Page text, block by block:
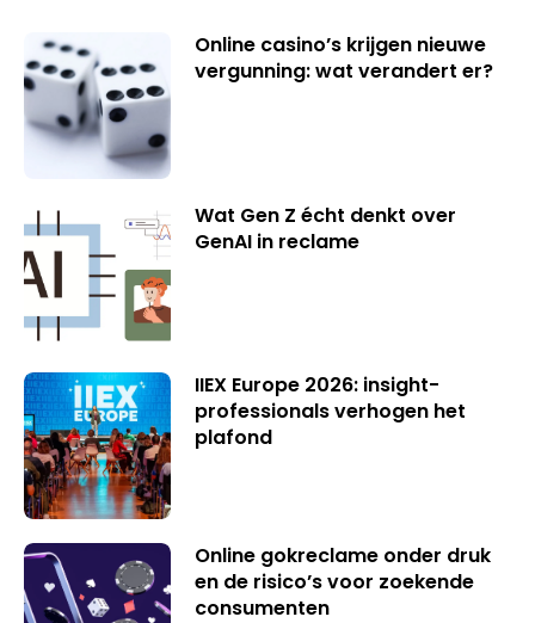
Online casino’s krijgen nieuwe
vergunning: wat verandert er?
Wat Gen Z écht denkt over
GenAI in reclame
IIEX Europe 2026: insight-
professionals verhogen het
plafond
Online gokreclame onder druk
en de risico’s voor zoekende
consumenten